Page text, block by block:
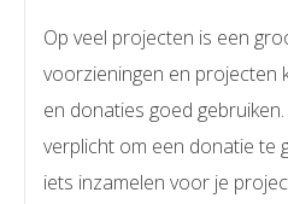
Op veel projecten is een
voorzieningen en projecten
en donaties goed
verplicht om een donatie te
iets inzamelen voor je